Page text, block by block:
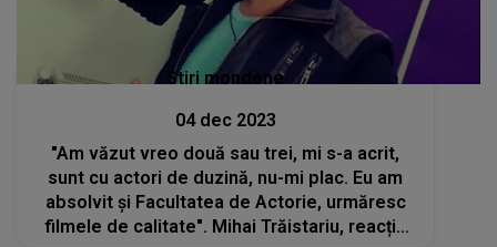
Stiri mondene
04 dec 2023
"Am văzut vreo două sau trei, mi s-a acrit,
sunt cu actori de duzină, nu-mi plac. Eu am
absolvit și Facultatea de Actorie, urmăresc
filmele de calitate". Mihai Trăistariu, reacție